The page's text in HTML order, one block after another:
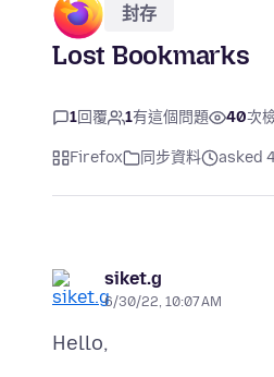
封存
Lost Bookmarks
1回覆 1有這個問題 40次
Firefox 同步資料 asked
siket.g
6/30/22, 10:07 AM